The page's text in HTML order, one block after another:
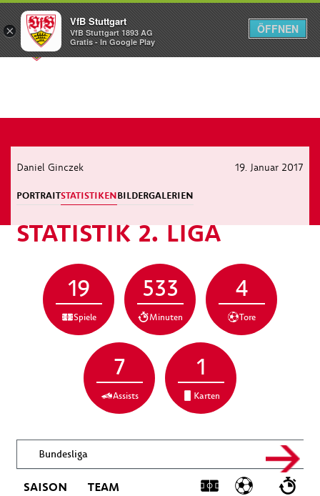
Menü
Daniel Ginczek 19. Januar 2017
PORTRAITSTATISTIKENBILDERGALERIEN
STATISTIK 2. LIGA
19
Spiele
533
Minuten
4
Tore
7
Assists
1
Karten
Bundesliga
SAISON TEAM
×
VfB Stuttgart
VfB Stuttgart 1893 AG
Gratis - In Google Play
ÖFFNEN